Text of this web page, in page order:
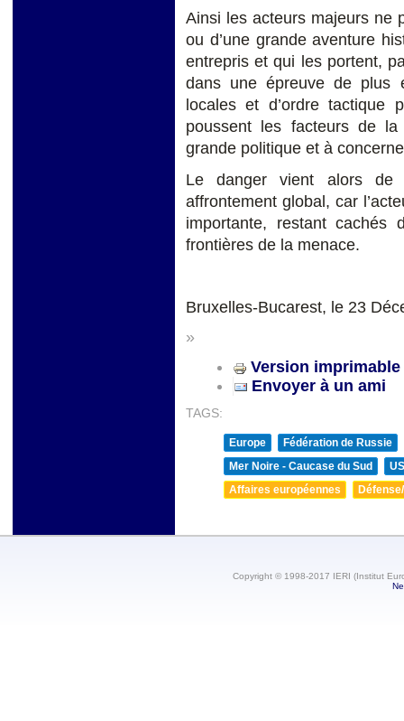
Ainsi les acteurs majeurs ne
ou d’une grande aventure
entrepris et qui les portent,
dans une épreuve de plus
locales et d’ordre tactique
poussent les facteurs de
grande politique et à
Le danger vient alors de
affrontement global, car
importante, restant cachés
frontières de la menace.
Bruxelles-Bucarest, le 23
»
Version imprimable
Envoyer à un ami
TAGS:
Europe
Fédération de Russie
Mer Noire - Caucase du Sud
Affaires européennes
Copyright © 1998-2017 IERI (Institut